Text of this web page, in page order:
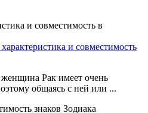
и совместимость
Рак имеет очень
общаясь с ней или ...